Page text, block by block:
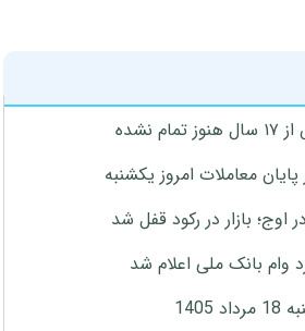
معاملات امروز یکشنبه
بازار در رکود قفل شد
وام بانک ملی اعلام شد